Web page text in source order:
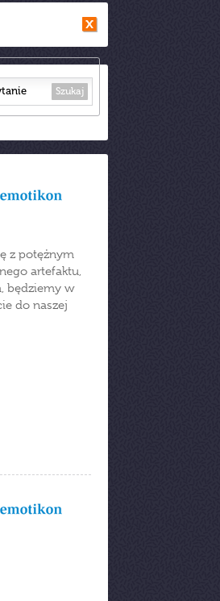
Szukaj
z potężnym
artefaktu,
będziemy w
do naszej